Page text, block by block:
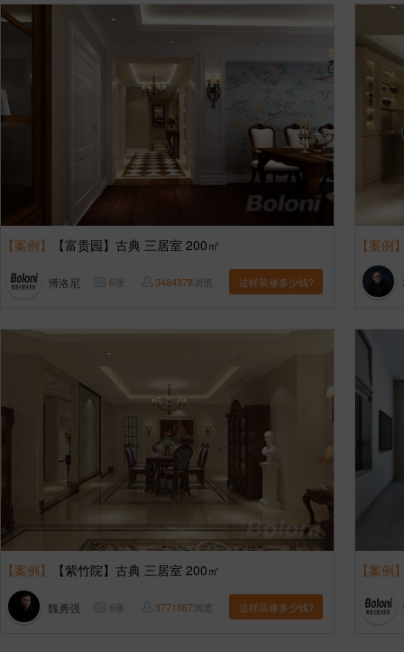
【案例】 【富贵园】古典 三居室 200㎡
博洛尼 6张 3484378浏览 这样装修多少钱?
【案例
【案例】 【紫竹院】古典 三居室 200㎡
魏勇强 6张 3771867浏览 这样装修多少钱?
【案例